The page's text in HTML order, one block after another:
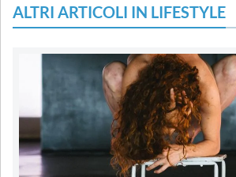
ALTRI ARTICOLI IN LIFESTYLE